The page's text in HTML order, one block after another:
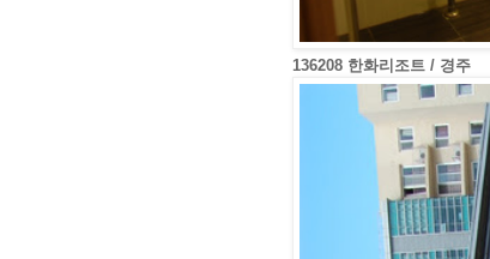
136208 한화리조트 / 경주